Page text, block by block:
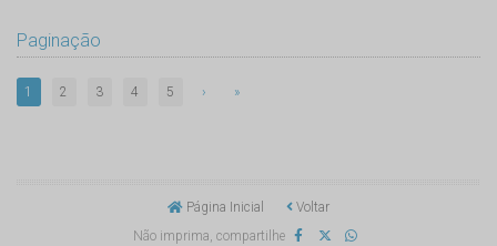
Paginação
1 2 3 4 5 › »
Página Inicial
Voltar
Não imprima, compartilhe